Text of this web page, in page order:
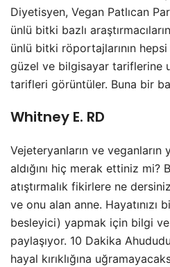
Diyetisyen, Vegan Patlıcan
ünlü bitki bazlı
ünlü bitki röportajlarının
güzel ve bilgisayar tariflerine
tarifleri görüntüler. Buna bir
Whitney E. RD
Vejeteryanların ve
aldığını hiç merak ettiniz mi?
atıştırmalık fikirlere ne
ve onu alan anne. Hayatınızı
besleyici) yapmak için bilgi
paylaşıyor. 10 Dakika
hayal kırıklığına